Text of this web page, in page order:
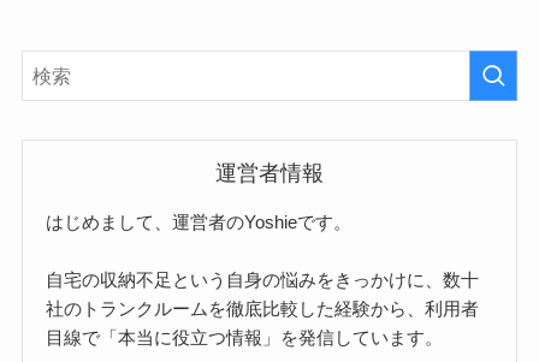
運営者情報
はじめまして、運営者のYoshieです。
自宅の収納不足という自身の悩みをきっかけに、数十
社のトランクルームを徹底比較した経験から、利用者
目線で「本当に役立つ情報」を発信しています。